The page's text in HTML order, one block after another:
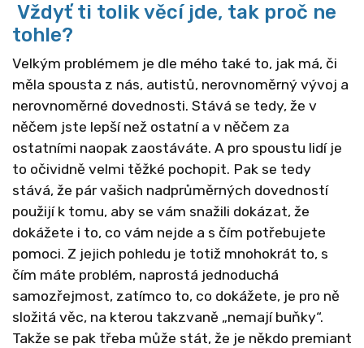
Vždyť ti tolik věcí jde, tak proč ne
tohle?
Velkým problémem je dle mého také to, jak má, či
měla spousta z nás, autistů, nerovnoměrný vývoj a
nerovnoměrné dovednosti. Stává se tedy, že v
něčem jste lepší než ostatní a v něčem za
ostatními naopak zaostáváte. A pro spoustu lidí je
to očividně velmi těžké pochopit. Pak se tedy
stává, že pár vašich nadprůměrných dovedností
použijí k tomu, aby se vám snažili dokázat, že
dokážete i to, co vám nejde a s čím potřebujete
pomoci. Z jejich pohledu je totiž mnohokrát to, s
čím máte problém, naprostá jednoduchá
samozřejmost, zatímco to, co dokážete, je pro ně
složitá věc, na kterou takzvaně „nemají buňky“.
Takže se pak třeba může stát, že je někdo premiant